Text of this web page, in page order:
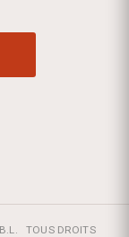
TOUS DROITS